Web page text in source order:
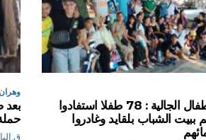
وهران ترحب بأطفال الجالية : 78 طفلا استفادوا
ببيت الشباب بلقايد وغادروا
بعد